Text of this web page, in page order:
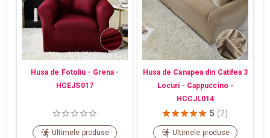
Husa de Fotoliu - Grena -
HCEJS017
Ultimele produse
Husa de Canapea din Catifea 3
Locuri - Cappuccino -
HCCJL014
5 (2)
Ultimele produse